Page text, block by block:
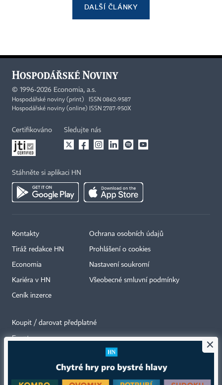
DALŠÍ ČLÁNKY
© 1996-2026 Economia, a.s.
Hospodářské noviny (print) ISSN 0862-9587
Hospodářské noviny (online) ISSN 2787-950X
Certifikováno Sledujte nás
Stáhněte si aplikaci HN
Kontakty
Tiráž redakce HN
Economia
Kariéra v HN
Ceník inzerce
Ochrana osobních údajů
Prohlášení o cookies
Nastavení soukromí
Všeobecné smluvní podmínky
Koupit / darovat předplatné
Eventy ×